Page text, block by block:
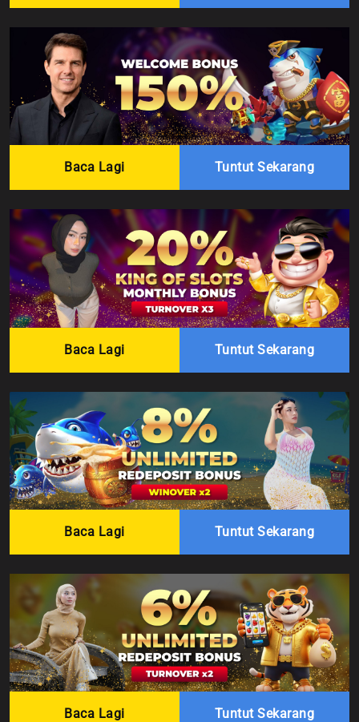
Baca Lagi Tuntut Sekarang
Baca Lagi Tuntut Sekarang
Baca Lagi Tuntut Sekarang
Baca Lagi Tuntut Sekarang